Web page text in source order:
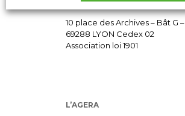
10 place des Archives – Bât G –
69288 LYON Cedex 02
Association loi 1901
L’AGERA